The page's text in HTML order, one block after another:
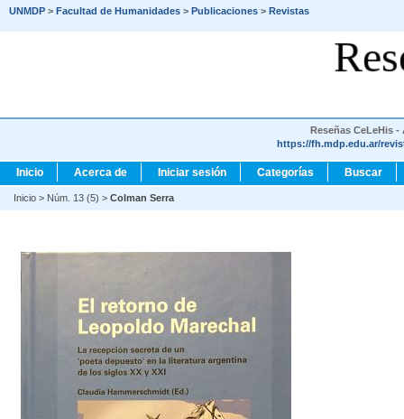
UNMDP > Facultad de Humanidades > Publicaciones > Revistas
Reseñas CeLeHis
https://fh.mdp.edu.ar/
Inicio Acerca de Iniciar sesión Categorías Buscar
Inicio > Núm. 13 (5) > Colman Serra